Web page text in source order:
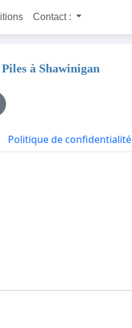
Contact :
à Shawinigan
Politique de confidentialité